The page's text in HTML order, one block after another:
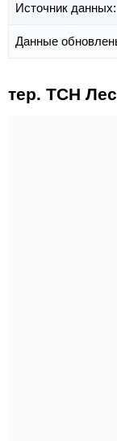
Источник данных:
Данные
тер. ТСН